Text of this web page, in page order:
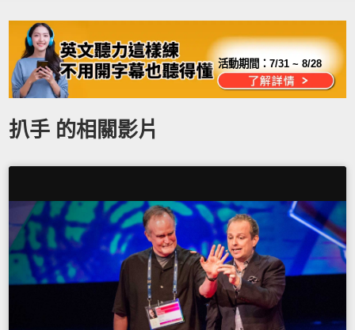
活動期間：7/31 ~ 8/28
扒手 的相關影片